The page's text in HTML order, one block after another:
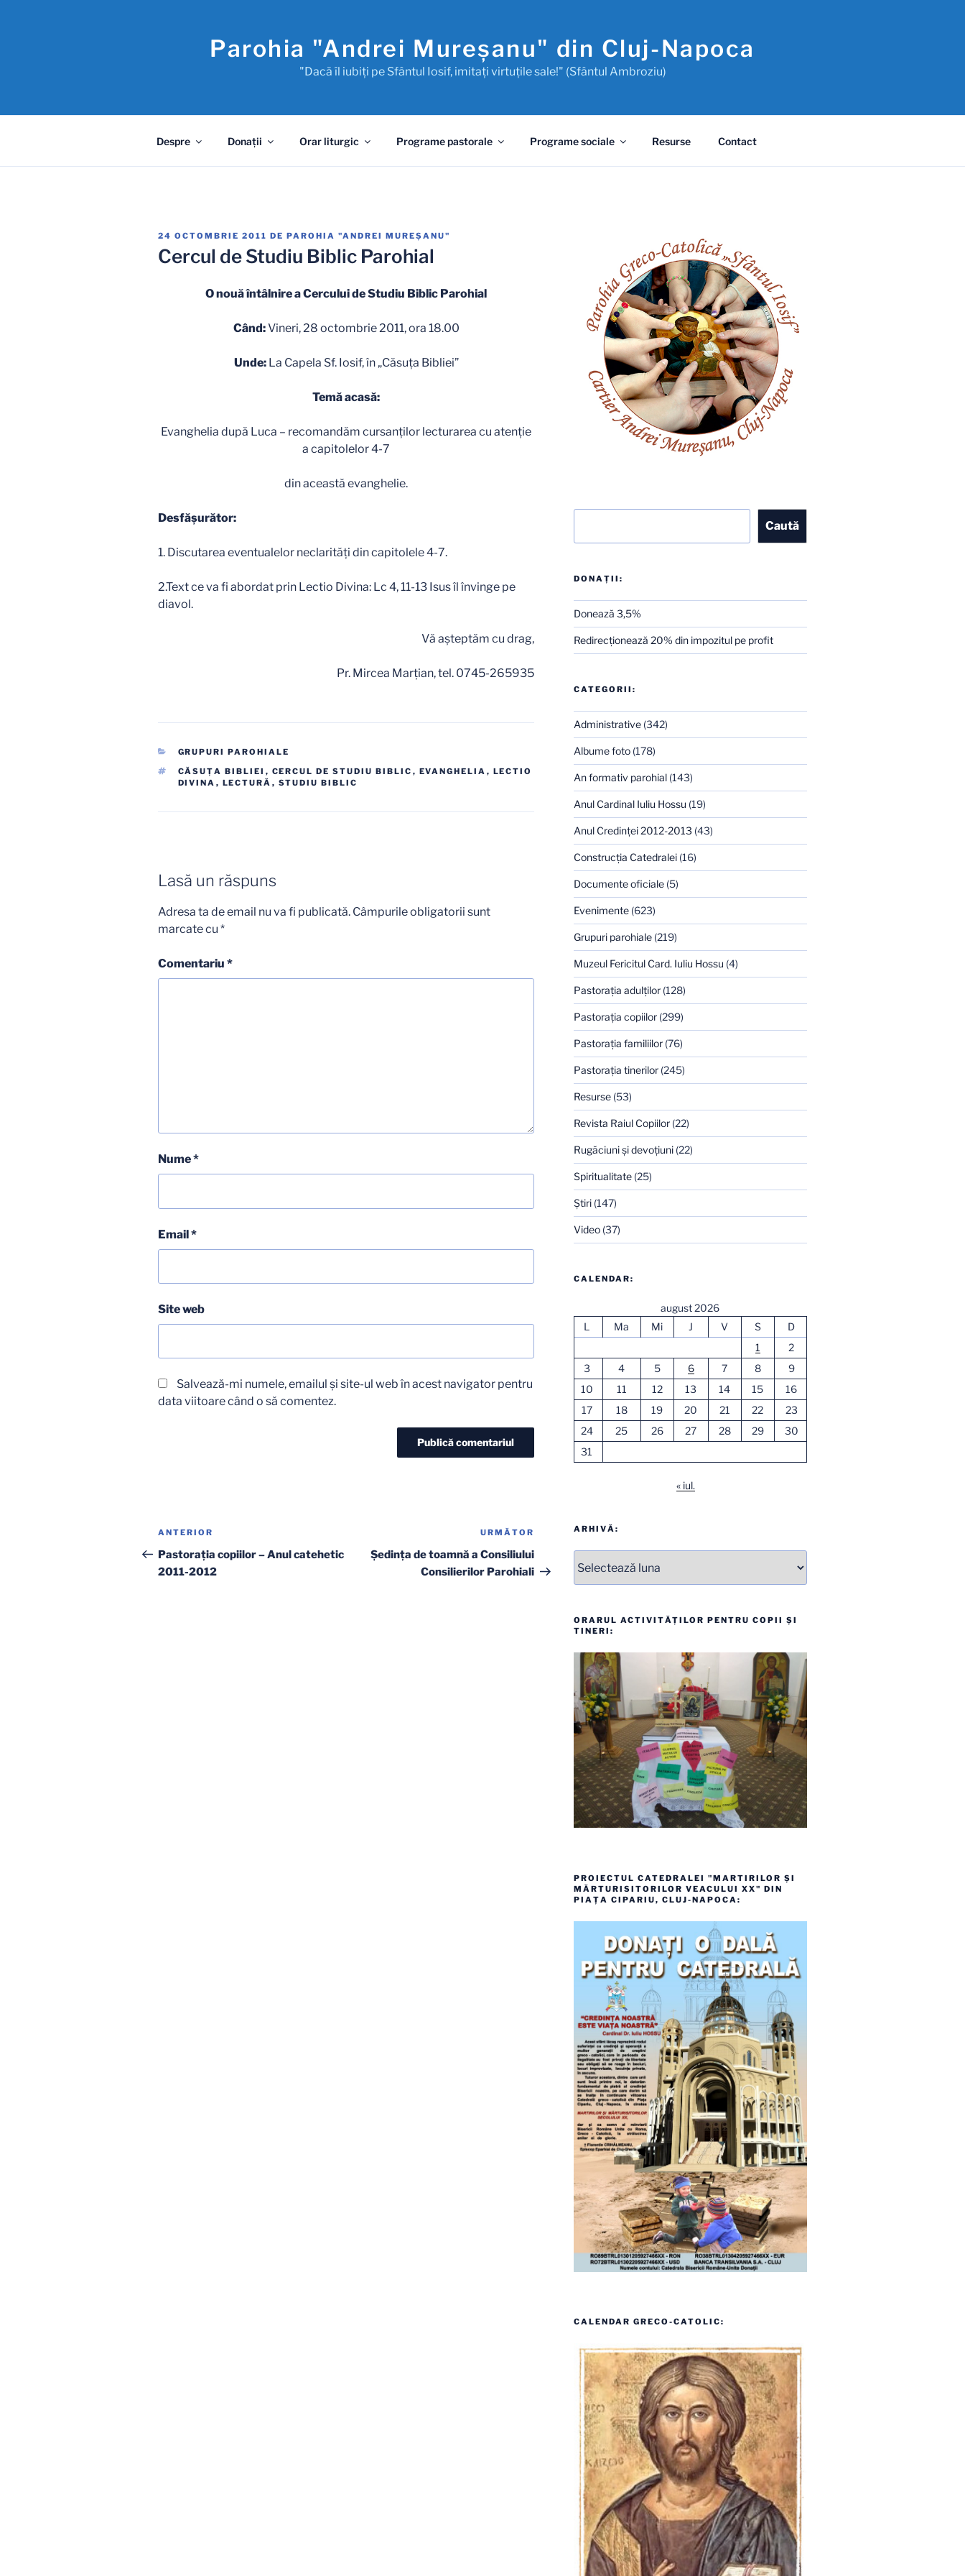
Parohia "Andrei Mureşanu" din Cluj-Napoca
"Dacă îl iubiţi pe Sfântul Iosif, imitaţi virtuţile sale!" (Sfântul Ambroziu)
Despre Donaţii Orar liturgic Programe pastorale Programe sociale Resurse Contact
PUBLICAT
PE
24 OCTOMBRIE 2011 DE PAROHIA "ANDREI MUREŞANU"
Cercul de Studiu Biblic Parohial
O nouă întâlnire aCercului de Studiu Biblic Parohial
Când:Vineri, 28 octombrie 2011, ora 18.00
Unde: La Capela Sf. Iosif, în „Căsuţa Bibliei”
Temă acasă:
Evanghelia după Luca – recomandăm cursanţilor lecturarea cu atenţie
a capitolelor 4-7
din această evanghelie.
Desfăşurător:
1. Discutarea eventualelor neclarităţi din capitolele 4-7.
2.Text ce va fi abordat prin Lectio Divina: Lc 4, 11-13 Isus îl învinge pe
diavol.
Vă aşteptăm cu drag,
Pr. Mircea Marţian, tel. 0745-265935
CATEGORII
GRUPURI PAROHIALE
ETICHETE
CĂSUŢA BIBLIEI , CERCUL DE STUDIU BIBLIC , EVANGHELIA , LECTIO
DIVINA , LECTURĂ , STUDIU BIBLIC
Lasă un răspuns
Adresa ta de email nu va fi publicată. Câmpurile obligatorii sunt
marcate cu *
Comentariu *
Nume*
Email*
Site web
Salvează-mi numele, emailul și site-ul web în acest navigator pentru
data viitoare când o să comentez.
Navigare
în
articole
Articolul
anterior
ANTERIOR
Pastoraţia copiilor – Anul catehetic
2011-2012
Articolul
următor
URMĂTOR
Şedinţa de toamnă a Consiliului
Consilierilor Parohiali
Caută
DONAȚII:
Donează 3,5%
Redirecţionează 20% din impozitul pe profit
CATEGORII:
Administrative(342)
Albume foto(178)
An formativ parohial(143)
Anul Cardinal Iuliu Hossu (19)
Anul Credinţei 2012-2013 (43)
Construcţia Catedralei(16)
Documente oficiale(5)
Evenimente(623)
Grupuri parohiale(219)
Muzeul Fericitul Card. Iuliu Hossu (4)
Pastoraţia adulţilor(128)
Pastoraţia copiilor(299)
Pastoraţia familiilor(76)
Pastoraţia tinerilor(245)
Resurse(53)
Revista Raiul Copiilor(22)
Rugăciuni şi devoţiuni(22)
Spiritualitate(25)
Ştiri(147)
Video(37)
CALENDAR:
august 2026
L
Ma Mi J V S
D
1
2
3
4 5 6 7 8
9
10
11 12 13 14 15
16
17
18 19 20 21 22
23
24
25 26 27 28 29
30
31
« iul.
ARHIVĂ:
ORARUL ACTIVITĂȚILOR PENTRU COPII ȘI
TINERI:
PROIECTUL CATEDRALEI "MARTIRILOR ȘI
MĂRTURISITORILOR VEACULUI XX" DIN
PIAȚA CIPARIU, CLUJ-NAPOCA:
CALENDAR GRECO-CATOLIC: